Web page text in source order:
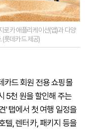
로카 애플리케이션(앱)과 다양
(롯데카드 제공)
카드 회원 전용 쇼핑몰
5천 원을 할인해 주는
' 탭에서 첫 여행 일정을
텔, 렌터카, 패키지 등을